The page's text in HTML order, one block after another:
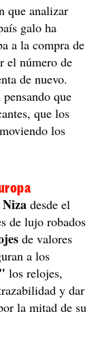
que analizar
galo ha
a la compra de
el número de
de nuevo.
que
que los
los
Niza desde el
de lujo robados
de valores
a los
los relojes,
y dar
la mitad de su